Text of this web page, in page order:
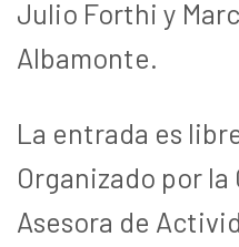
Julio Forthi y
Albamonte.
La entrada es
Organizado por la
Asesora de